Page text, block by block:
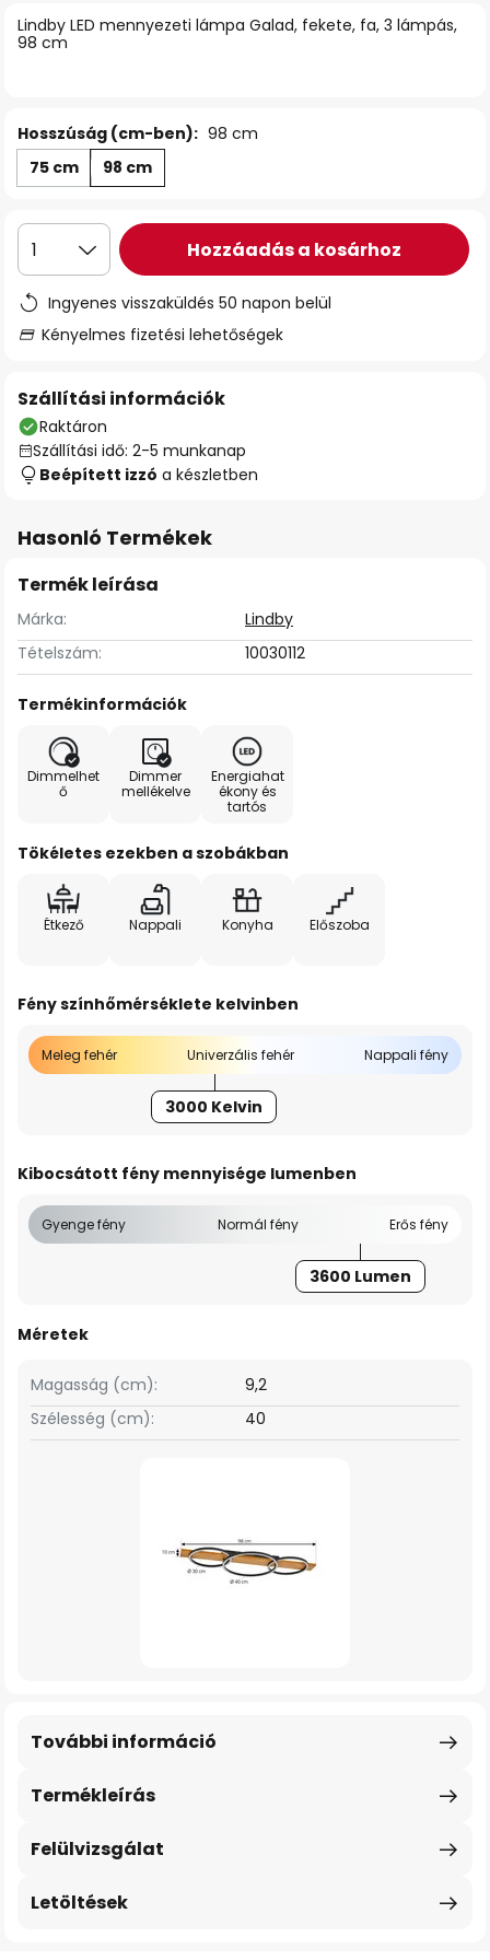
Lindby LED mennyezeti lámpa Galad, fekete, fa, 3 lámpás,
98 cm
Hosszúság (cm-ben): 98 cm
75 cm
98 cm
1 Hozzáadás a kosárhoz
Ingyenes visszaküldés 50 napon belül
Kényelmes fizetési lehetőségek
Szállítási információk
Raktáron
Szállítási idő: 2-5 munkanap
Beépített izzó a készletben
Hasonló Termékek
Termék leírása
Márka:
Lindby
Tételszám:
10030112
Termékinformációk
Dimmelhet
ő
Dimmer
mellékelve
Energiahat
ékony és
tartós
Tökéletes ezekben a szobákban
Étkező Nappali Konyha Előszoba
Fény színhőmérséklete kelvinben
Meleg fehér Univerzális fehér Nappali fény
3000 Kelvin
Kibocsátott fény mennyisége lumenben
Gyenge fény Normál fény Erős fény
3600 Lumen
Méretek
Szélesség (cm): 40
Magasság (cm): 9,2
Termékleírás
További információ
Felülvizsgálat
Letöltések